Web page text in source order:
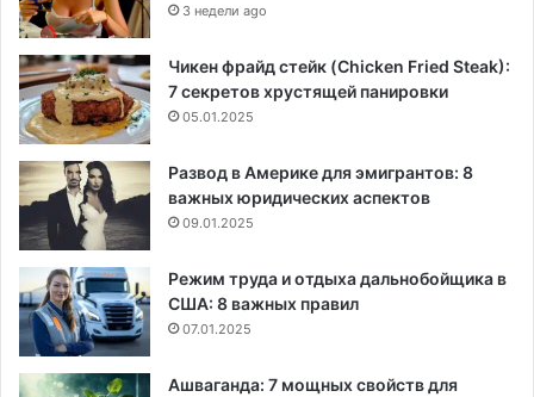
3 недели ago
Чикен фрайд стейк (Chicken Fried Steak):
7 секретов хрустящей панировки
05.01.2025
Развод в Америке для эмигрантов: 8
важных юридических аспектов
09.01.2025
Режим труда и отдыха дальнобойщика в
США: 8 важных правил
07.01.2025
Ашваганда: 7 мощных свойств для